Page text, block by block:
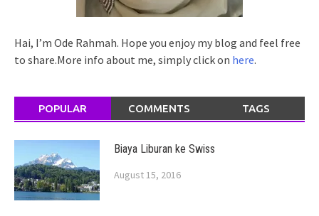
Hai, I’m Ode Rahmah. Hope you enjoy my blog and feel free
to share.More info about me, simply click on here.
POPULAR COMMENTS TAGS
Biaya Liburan ke Swiss
August 15, 2016